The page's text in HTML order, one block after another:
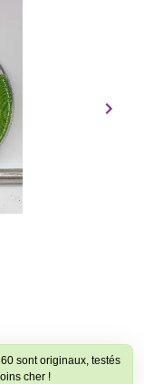
sont originaux, testés
cher !